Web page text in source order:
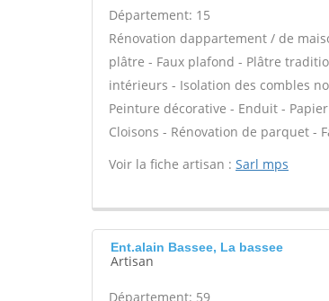
Département: 15
Rénovation dappartement / de
plâtre - Faux plafond - Plâtre
intérieurs - Isolation des combles
Peinture décorative - Enduit -
Cloisons - Rénovation de parquet -
Voir la fiche artisan : Sarl mps
Ent.alain Bassee, La bassee
Artisan
Département: 59